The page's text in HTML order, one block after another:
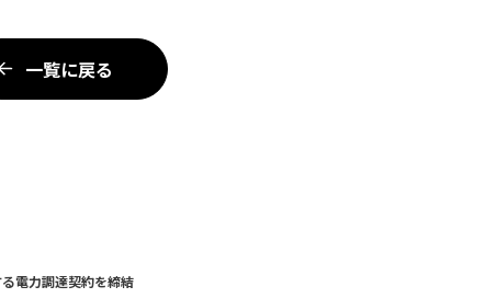
一覧に戻る
電力調達契約を締結